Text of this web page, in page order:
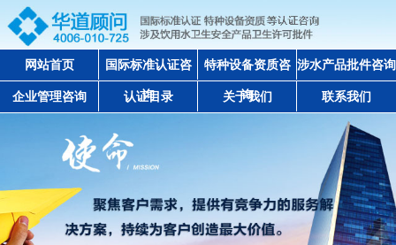
网站首页 国际标准认证咨
询
特种设备资质咨
询
涉水产品批件咨询
企业管理咨询 认证目录 关于我们 联系我们